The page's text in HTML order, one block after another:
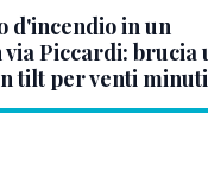
d'incendio in un
Piccardi: brucia
tilt per venti minuti